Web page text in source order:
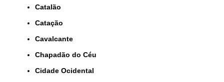
Catalão
Catação
Cavalcante
Chapadão do Céu
Cidade Ocidental